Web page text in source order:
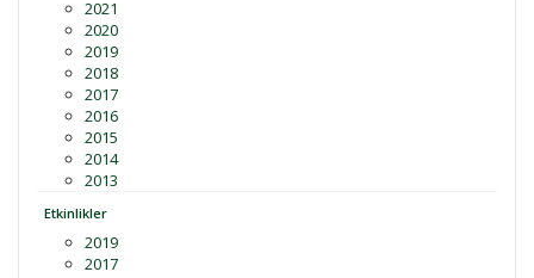
2021
2020
2019
2018
2017
2016
2015
2014
2013
Etkinlikler
2019
2017